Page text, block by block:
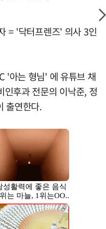
= '닥터프렌즈' 의사 3인
'아는 형님' 에 유튜브 채
후과 전문의 이낙준, 정
출연한다.